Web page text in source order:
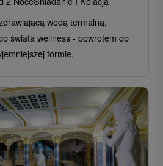
wodą termalną,
świata wellness - powrotem do
formie.